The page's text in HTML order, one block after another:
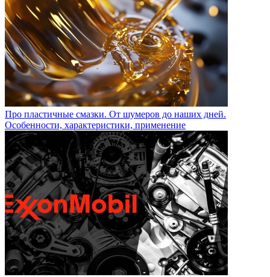
Про пластичные смазки. От шумеров до наших дней.
Особенности, характеристики, применение